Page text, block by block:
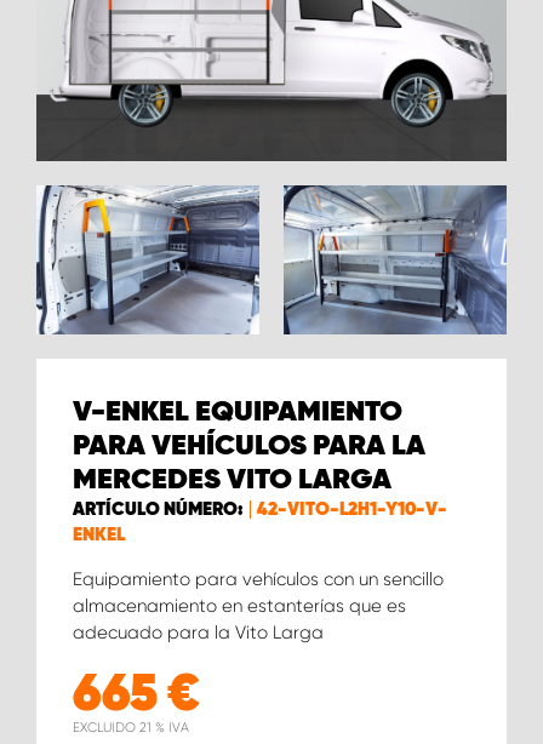
V-ENKEL EQUIPAMIENTO
PARA VEHÍCULOS PARA LA
MERCEDES VITO LARGA
ARTÍCULO NÚMERO:
42-VITO-L2H1-Y10-V-
ENKEL
Equipamiento para vehículos con un sencillo
almacenamiento en estanterías que es
adecuado para la Vito Larga
665€
EXCLUIDO 21 % IVA